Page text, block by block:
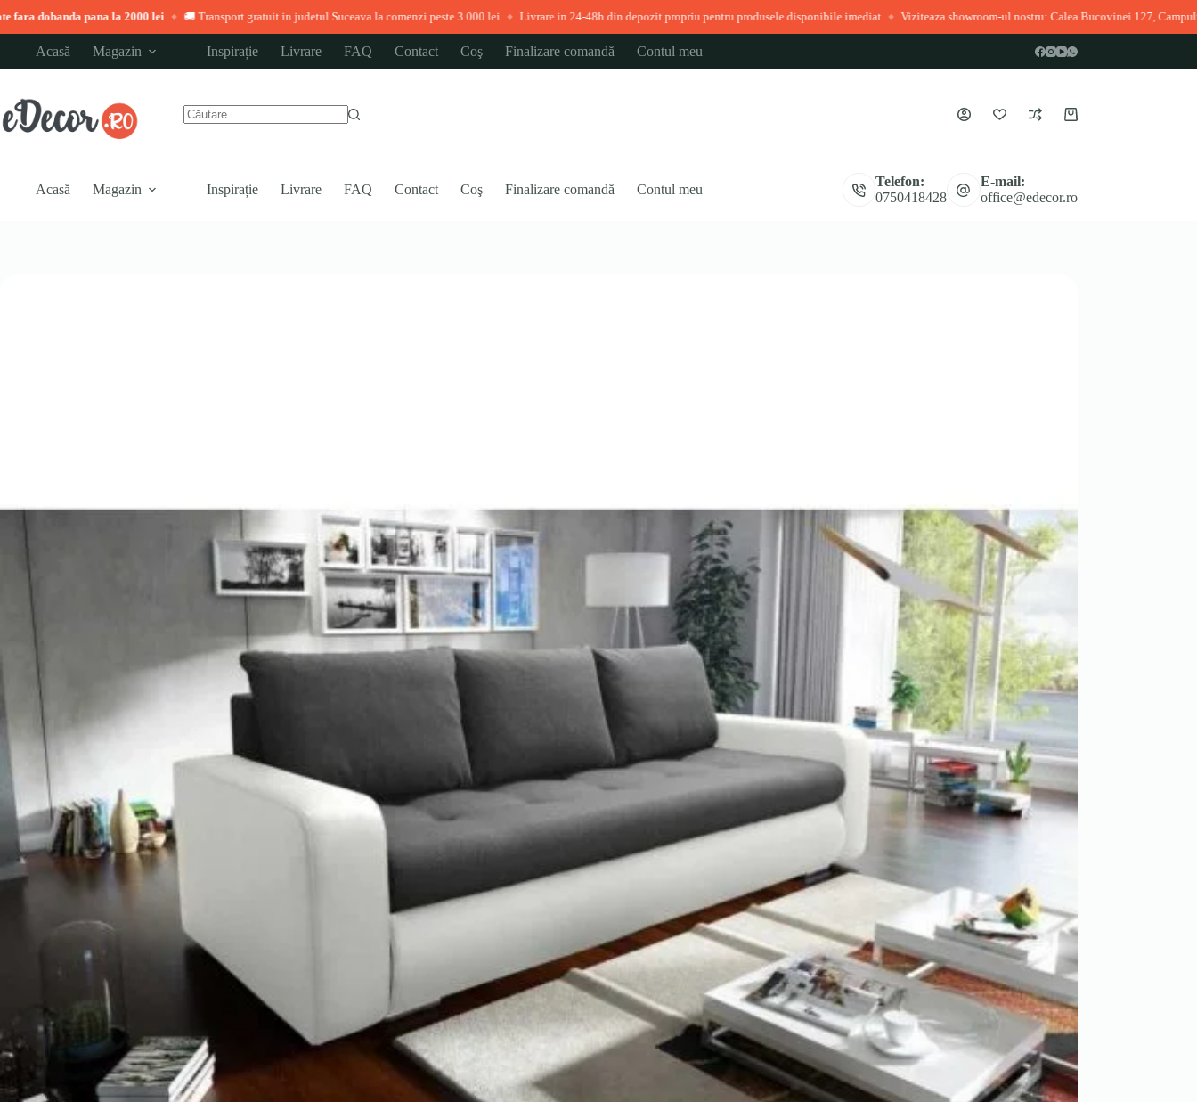
pana la 2000 lei ◆ 🚚 Transport gratuit in judetul Suceava la comenzi peste 3.000 lei ◆ Livrare in 24-48h din depozit propriu pentru produsele disponibile imediat ◆ Viziteaza showroom-ul nostru: Calea Bucovinei 127, Campulung
conținut
Acasă Magazin Inspirație Livrare FAQ Contact Coş Finalizare comandă Contul meu
Coș
Acasă Magazin Inspirație Livrare FAQ Contact Coş Finalizare comandă Contul meu
Telefon:
0750418428
E-mail:
office@edecor.ro